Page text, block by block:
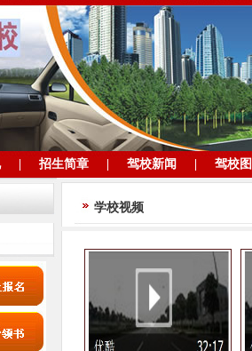
招生简章 驾校新闻 驾校
学校视频